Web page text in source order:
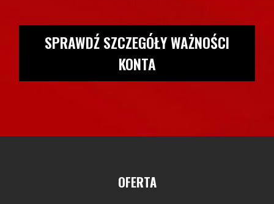
SPRAWDŹ SZCZEGÓŁY WAŻNOŚCI
KONTA
OFERTA